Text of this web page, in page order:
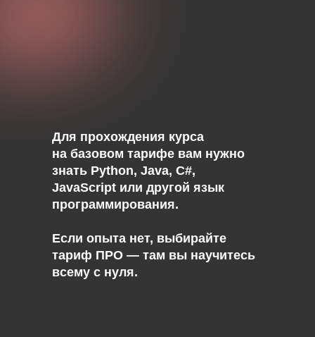
Если опыта нет, выбирайте
тариф ПРО — там вы научитесь
всему с нуля.
Для прохождения курса
на базовом тарифе вам нужно
знать Python, Java, C#,
JavaScript или другой язык
программирования.